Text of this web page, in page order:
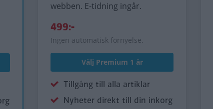
webben. E-tidning ingår.
499:-
Ingen automatisk förnyelse.
Välj Premium 1 år
Tillgång till alla artiklar
Nyheter direkt till din inkorg